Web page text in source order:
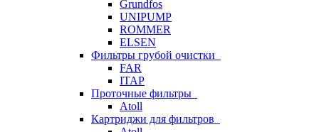
Grundfos
UNIPUMP
ROMMER
ELSEN
Фильтры грубой очистки
FAR
ITAP
Проточные фильтры
Atoll
Картриджи для фильтров